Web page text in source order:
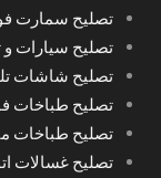
تصليح سمارت فون
تصليح سيارات و
تصليح شاشات
تصليح طباخات
تصليح طباخات
تصليح غسالات